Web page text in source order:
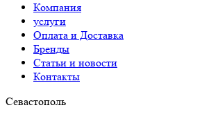
Компания
услуги
Оплата и Доставка
Бренды
Статьи и новости
Контакты
Севастополь